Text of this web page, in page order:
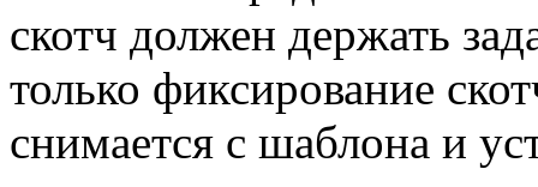
скотч должен держать
только фиксирование
снимается с шаблона и